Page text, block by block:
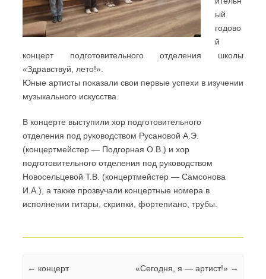
ый
годово
й
концерт подготовительного отделения школы
«Здравствуй, лето!».
Юные артисты показали свои первые успехи в изучении
музыкального искусства.
В концерте выступили хор подготовительного
отделения под руководством Русановой А.Э.
(концертмейстер — Подгорная О.В.) и хор
подготовительного отделения под руководством
Новосельцевой Т.В. (концертмейстер — Самсонова
И.А.), а также прозвучали концертные номера в
исполнении гитары, скрипки, фортепиано, трубы.
Навигация по записям
← концерт
«Сегодня, я — артист!» →